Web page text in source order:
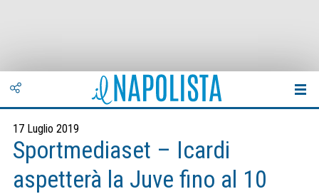
17 Luglio 2019
Sportmediaset – Icardi
aspetterà la Juve fino al 10